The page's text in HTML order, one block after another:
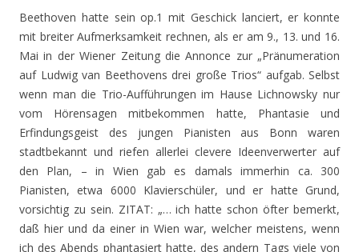
Beethoven hatte sein op.1 mit Geschick lanciert, er konnte
mit breiter Aufmerksamkeit rechnen, als er am 9., 13. und 16.
Mai in der Wiener Zeitung die Annonce zur „Pränumeration
auf Ludwig van Beethovens drei große Trios“ aufgab. Selbst
wenn man die Trio-Aufführungen im Hause Lichnowsky nur
vom Hörensagen mitbekommen hatte, Phantasie und
Erfindungsgeist des jungen Pianisten aus Bonn waren
stadtbekannt und riefen allerlei clevere Ideenverwerter auf
den Plan, – in Wien gab es damals immerhin ca. 300
Pianisten, etwa 6000 Klavierschüler, und er hatte Grund,
vorsichtig zu sein. ZITAT: „… ich hatte schon öfter bemerkt,
daß hier und da einer in Wien war, welcher meistens, wenn
ich des Abends phantasiert hatte, des andern Tags viele von